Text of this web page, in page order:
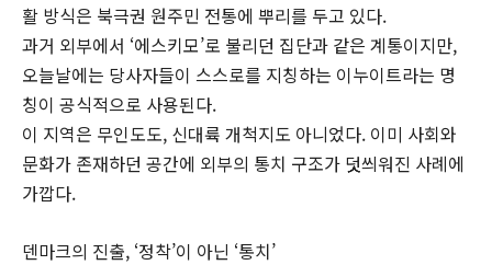
활 방식은 북극권 원주민 전통에 뿌리를 두고 있다.
과거 외부에서 ‘에스키모’로 불리던 집단과 같은 계통이지만,
오늘날에는 당사자들이 스스로를 지칭하는 이누이트라는 명
칭이 공식적으로 사용된다.
이 지역은 무인도도, 신대륙 개척지도 아니었다. 이미 사회와
문화가 존재하던 공간에 외부의 통치 구조가 덧씌워진 사례에
가깝다.
덴마크의 진출, ‘정착’이 아닌 ‘통치’